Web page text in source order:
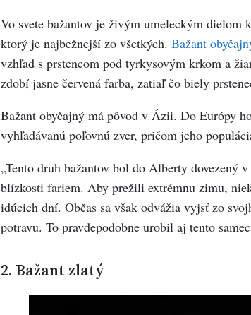
Vo svete bažantov je živým umeleckým dielom
ktorý je najbežnejší zo všetkých. Bažant
vzhľad s prstencom pod tyrkysovým krkom a
zdobí jasne červená farba, zatiaľ čo biely
Bažant obyčajný má pôvod v Ázii. Do Európy
vyhľadávanú poľovnú zver, pričom jeho
„Tento druh bažantov bol do Alberty dovezený
blízkosti fariem. Aby prežili extrémnu zimu,
idúcich dní. Občas sa však odvážia vyjsť zo
potravu. To pravdepodobne urobil aj tento
2. Bažant zlatý